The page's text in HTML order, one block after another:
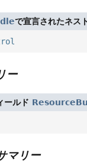
で宣言されたネス
ー
ールド
マリー